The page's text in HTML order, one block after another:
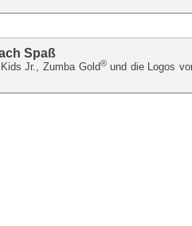
Spaß
Kids Jr., Zumba Gold®und die Logos